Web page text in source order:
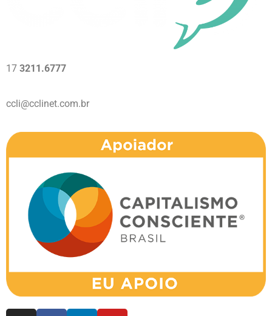
17 3211.6777
ccli@cclinet.com.br